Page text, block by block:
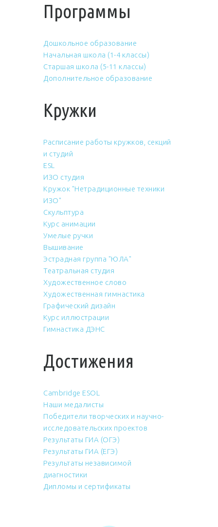
Программы
Дошкольное образование
Начальная школа (1-4 классы)
Старшая школа (5-11 классы)
Дополнительное образование
Кружки
Расписание работы кружков, секций
и студий
ESL
ИЗО студия
Кружок "Нетрадиционные техники
ИЗО"
Скульптура
Курс анимации
Умелые ручки
Вышивание
Эстрадная группа "ЮЛА"
Театральная студия
Художественное слово
Художественная гимнастика
Графический дизайн
Курс иллюстрации
Гимнастика ДЭНС
Достижения
Cambridge ESOL
Наши медалисты
Победители творческих и научно-
исследовательских проектов
Результаты ГИА (ОГЭ)
Результаты ГИА (ЕГЭ)
Результаты независимой
диагностики
Дипломы и сертификаты